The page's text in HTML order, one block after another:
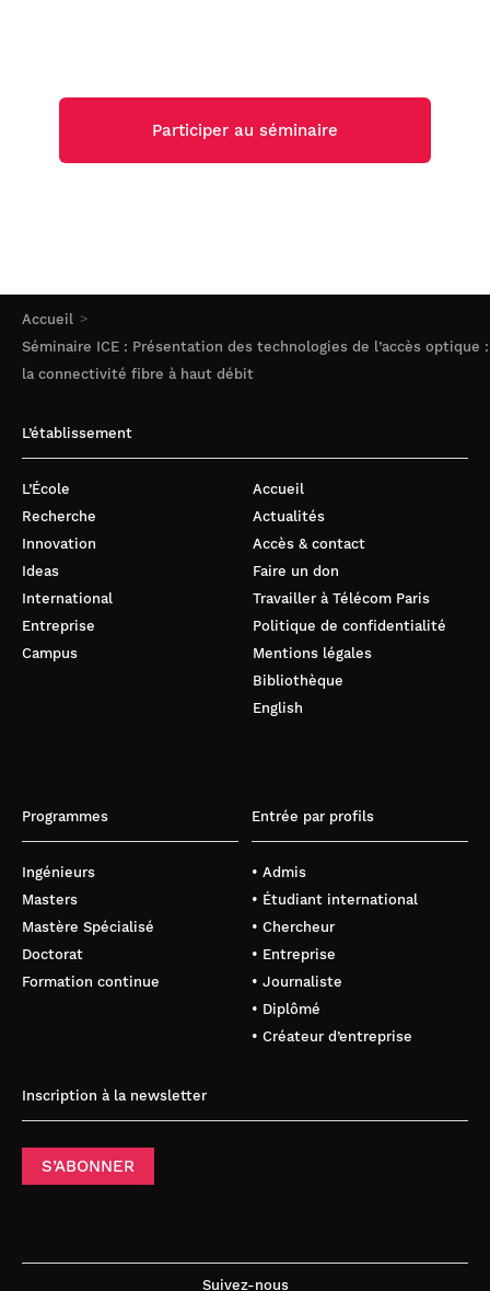
Accueil
Séminaire ICE : Présentation des technologies de l’accès optique :
la connectivité fibre à haut débit
Participer au séminaire
L’établissement
L’École
Recherche
Innovation
Ideas
International
Entreprise
Campus
Accueil
Actualités
Accès & contact
Faire un don
Travailler à Télécom Paris
Politique de confidentialité
Mentions légales
Bibliothèque
English
Programmes
Ingénieurs
Masters
Mastère Spécialisé
Doctorat
Formation continue
Entrée par profils
• Admis
• Étudiant international
• Chercheur
• Entreprise
• Journaliste
• Diplômé
• Créateur d’entreprise
Inscription à la newsletter
S’ABONNER
Suivez-nous